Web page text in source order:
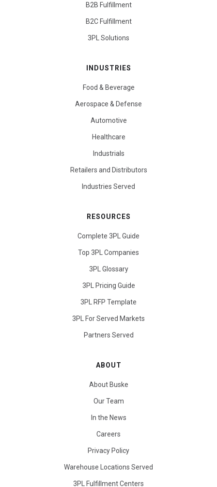
B2B Fulfillment
B2C Fulfillment
3PL Solutions
INDUSTRIES
Food & Beverage
Aerospace & Defense
Automotive
Healthcare
Industrials
Retailers and Distributors
Industries Served
RESOURCES
Complete 3PL Guide
Top 3PL Companies
3PL Glossary
3PL Pricing Guide
3PL RFP Template
3PL For Served Markets
Partners Served
ABOUT
About Buske
Our Team
In the News
Careers
Privacy Policy
Warehouse Locations Served
3PL Fulfillment Centers